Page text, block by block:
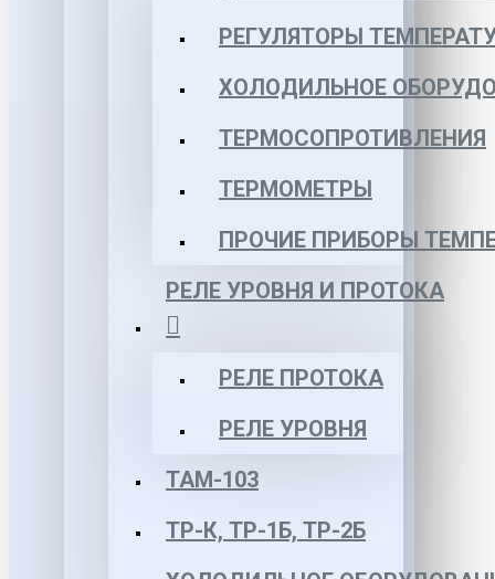
РЕГУЛЯТОРЫ
ХОЛОДИЛЬНОЕ
ТЕРМОСОПРОТИВЛЕНИЯ
ТЕРМОМЕТРЫ
ПРОЧИЕ ПРИБОРЫ
РЕЛЕ УРОВНЯ И ПРОТОКА
РЕЛЕ ПРОТОКА
РЕЛЕ УРОВНЯ
ТАМ-103
ТР-К, ТР-1Б, ТР-2Б